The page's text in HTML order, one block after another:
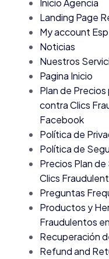
Inicio Agencia
Landing Page
My account Esp
Noticias
Nuestros
Pagina Inicio
Plan de
contra Clics
Facebook
Política de
Política de
Precios Plan
Clics
Preguntas
Productos y
Fraudulentos
Recuperación
Refund and